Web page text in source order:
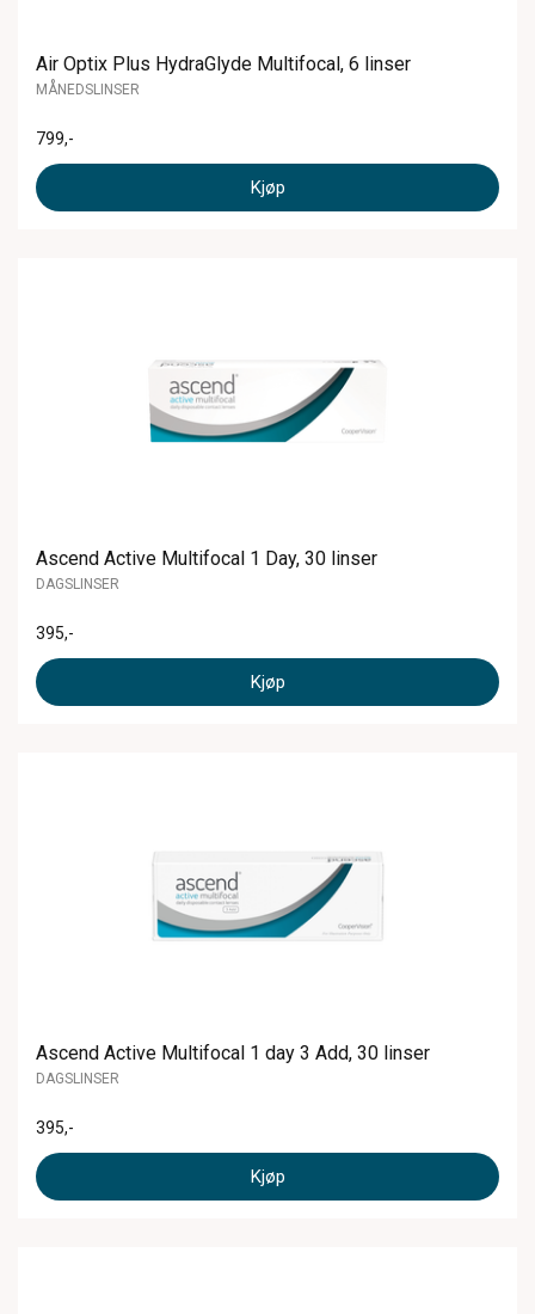
Air Optix Plus HydraGlyde Multifocal, 6 linser
MÅNEDSLINSER
799,-
Kjøp
Ascend Active Multifocal 1 Day, 30 linser
DAGSLINSER
395,-
Kjøp
Ascend Active Multifocal 1 day 3 Add, 30 linser
DAGSLINSER
395,-
Kjøp